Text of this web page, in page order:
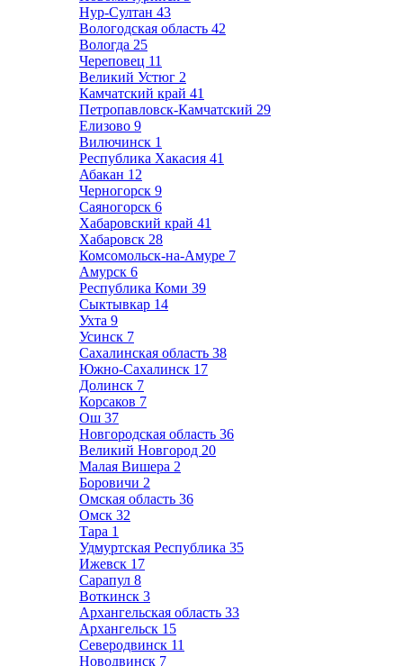
Нур-Султан 43
Вологодская область 42
Вологда 25
Череповец 11
Великий Устюг 2
Камчатский край 41
Петропавловск-Камчатский 29
Елизово 9
Вилючинск 1
Республика Хакасия 41
Абакан 12
Черногорск 9
Саяногорск 6
Хабаровский край 41
Хабаровск 28
Комсомольск-на-Амуре 7
Амурск 6
Республика Коми 39
Сыктывкар 14
Ухта 9
Усинск 7
Сахалинская область 38
Южно-Сахалинск 17
Долинск 7
Корсаков 7
Ош 37
Новгородская область 36
Великий Новгород 20
Малая Вишера 2
Боровичи 2
Омская область 36
Омск 32
Тара 1
Удмуртская Республика 35
Ижевск 17
Сарапул 8
Воткинск 3
Архангельская область 33
Архангельск 15
Северодвинск 11
Новодвинск 7